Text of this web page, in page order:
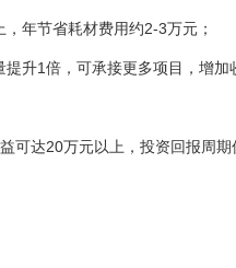
年节省耗材费用约2-3万元；
升1倍，可承接更多项目，增加
可达20万元以上，投资回报周期